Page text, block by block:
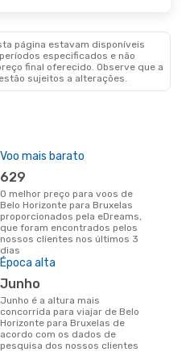
página estavam disponíveis
especificados e não
final oferecido. Observe que a
sujeitos a alterações.
Voo mais barato
629
O melhor preço para voos de
Belo Horizonte para Bruxelas
proporcionados pela eDreams,
que foram encontrados pelos
nossos clientes nos últimos 3
dias
Época alta
junho
junho é a altura mais
concorrida para viajar de Belo
Horizonte para Bruxelas de
acordo com os dados de
pesquisa dos nossos clientes